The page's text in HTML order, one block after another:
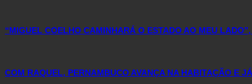
“MIGUEL COELHO CAMINHARÁ O ESTADO AO MEU
COM RAQUEL, PERNAMBUCO AVANÇA NA HABITAÇÃO E